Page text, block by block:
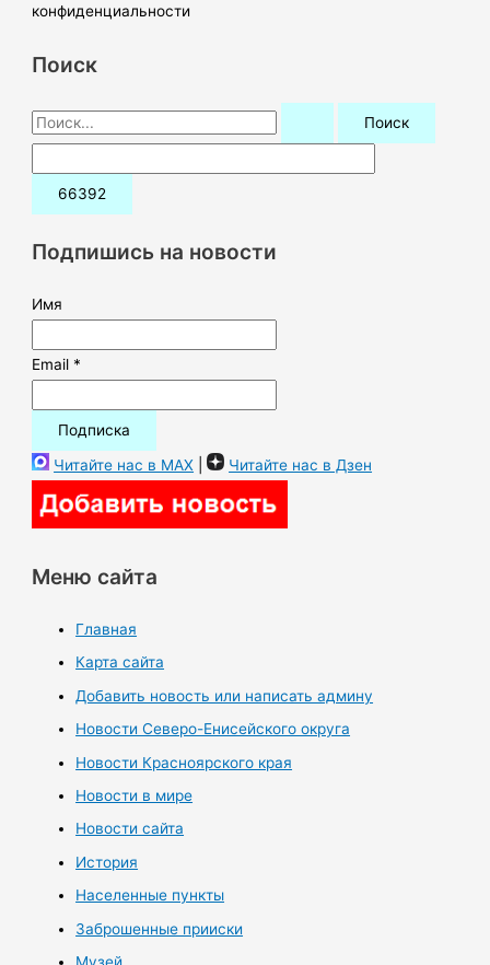
конфиденциальности
Поиск
П
о
и
:Подпишись на новости
Имя
Email *
Читайте нас в MAX | Читайте нас в Дзен
Меню сайта
Главная
Карта сайта
Добавить новость или написать админу
Новости Северо-Енисейского округа
Новости Красноярского края
Новости в мире
Новости сайта
История
Населенные пункты
Заброшенные прииски